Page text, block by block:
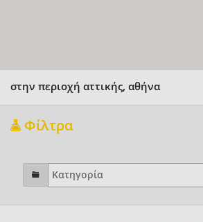
στην περιοχή αττικής, αθήνα
Φίλτρα